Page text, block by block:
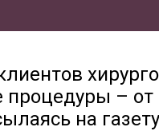
процедуры –
на